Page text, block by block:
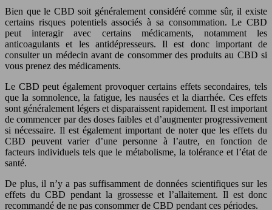
Bien que le CBD soit généralement considéré comme sûr, il existe
certains risques potentiels associés à sa consommation. Le CBD
peut interagir avec certains médicaments, notamment les
anticoagulants et les antidépresseurs. Il est donc important de
consulter un médecin avant de consommer des produits au CBD si
vous prenez des médicaments.
Le CBD peut également provoquer certains effets secondaires, tels
que la somnolence, la fatigue, les nausées et la diarrhée. Ces effets
sont généralement légers et disparaissent rapidement. Il est important
de commencer par des doses faibles et d’augmenter progressivement
si nécessaire. Il est également important de noter que les effets du
CBD peuvent varier d’une personne à l’autre, en fonction de
facteurs individuels tels que le métabolisme, la tolérance et l’état de
santé.
De plus, il n’y a pas suffisamment de données scientifiques sur les
effets du CBD pendant la grossesse et l’allaitement. Il est donc
recommandé de ne pas consommer de CBD pendant ces périodes.